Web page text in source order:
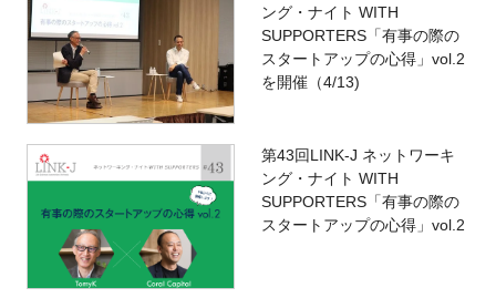
ング・ナイト WITH
SUPPORTERS「有事の際の
スタートアップの心得」vol.2
を開催（4/13)
第43回LINK-J ネットワーキ
ング・ナイト WITH
SUPPORTERS「有事の際の
スタートアップの心得」vol.2